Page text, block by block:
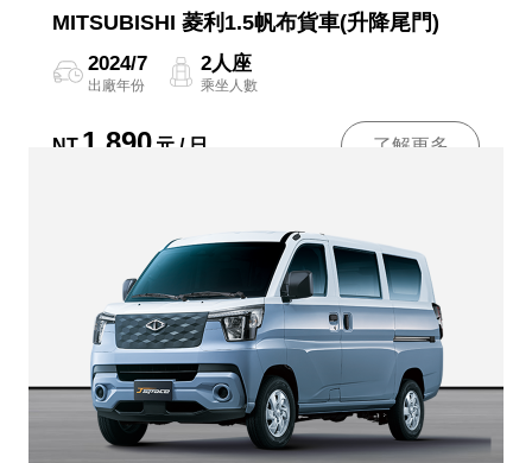
MITSUBISHI 菱利1.5帆布貨車(升降尾門)
2024/7
出廠年份
2人座
乘坐人數
NT 1,890 元 / 日 了解更多